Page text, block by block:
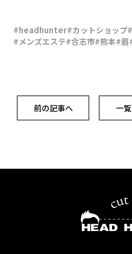
#headhunter#カットショップ
#メンズエステ#合志市#熊本#眉
前の記事へ 一